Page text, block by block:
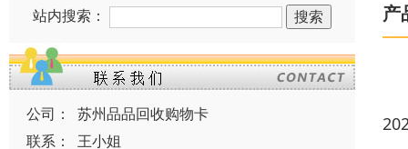
站内搜索：
公司：
苏州品品回收购物卡
联系：
王小姐
产